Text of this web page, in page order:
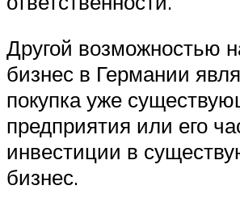
Другой возможностью
бизнес в Германии
покупка уже
предприятия или его
инвестиции в
бизнес.